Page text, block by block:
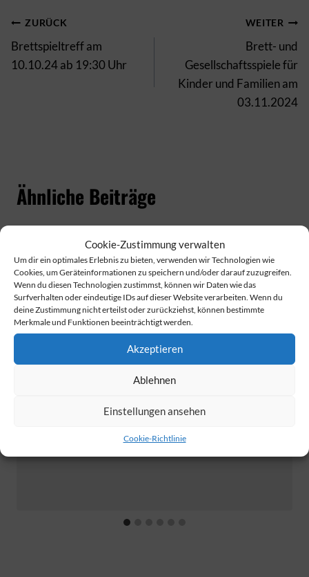
Cookie-Zustimmung verwalten
Um dir ein optimales Erlebnis zu bieten, verwenden wir Technologien wie
Cookies, um Geräteinformationen zu speichern und/oder darauf zuzugreifen.
Wenn du diesen Technologien zustimmst, können wir Daten wie das
Surfverhalten oder eindeutige IDs auf dieser Website verarbeiten. Wenn du
deine Zustimmung nicht erteilst oder zurückziehst, können bestimmte
Merkmale und Funktionen beeinträchtigt werden.
Akzeptieren
Ablehnen
Einstellungen ansehen
Cookie-Richtlinie
Beitragsnavigation
ZURÜCK
Brettspieltreff am
10.10.24 ab 19:30 Uhr
WEITER
Brett- und
Gesellschaftsspiele für
Kinder und Familien am
03.11.2024
Ähnliche Beiträge
Hinweis